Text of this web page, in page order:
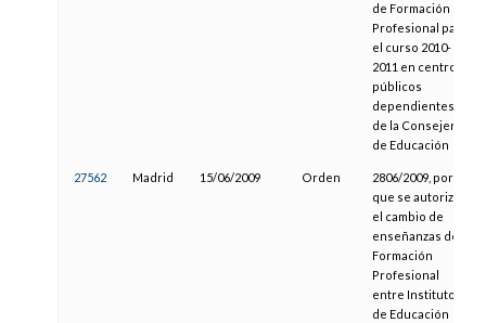
de Formación
Profesional para
el curso 2010-
2011 en centros
públicos
dependientes
de la Consejería
de Educación
27562 Madrid 15/06/2009 Orden
2806/2009, por la
que se autoriza
el cambio de
enseñanzas de
Formación
Profesional
entre Institutos
de Educación